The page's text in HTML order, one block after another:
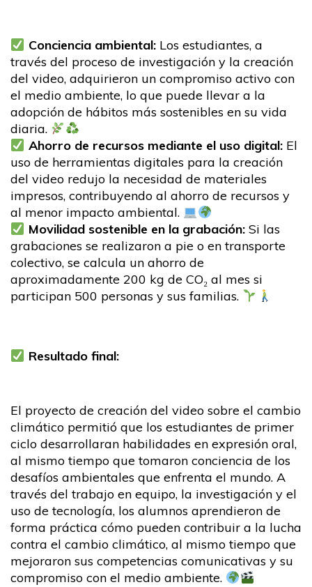
Conciencia ambiental:Los estudiantes, a
través del proceso de investigación y la creación
del video, adquirieron un compromiso activo con
el medio ambiente, lo que puede llevar a la
adopción de hábitos más sostenibles en su vida
diaria.
Ahorro de recursos mediante el uso digital:El
uso de herramientas digitales para la creación
del video redujo la necesidad de materiales
impresos, contribuyendo al ahorro de recursos y
al menor impacto ambiental.
Movilidad sostenible en la grabación:Si las
grabaciones se realizaron a pie o en transporte
colectivo, se calcula un ahorro de
aproximadamente 200 kg de CO₂ al mes si
participan 500 personas y sus familias.
Resultado final:
El proyecto de creación del video sobre el cambio
climático permitió que los estudiantes de primer
ciclo desarrollaran habilidades en expresión oral,
al mismo tiempo que tomaron conciencia de los
desafíos ambientales que enfrenta el mundo. A
través del trabajo en equipo, la investigación y el
uso de tecnología, los alumnos aprendieron de
forma práctica cómo pueden contribuir a la lucha
contra el cambio climático, al mismo tiempo que
mejoraron sus competencias comunicativas y su
compromiso con el medio ambiente.